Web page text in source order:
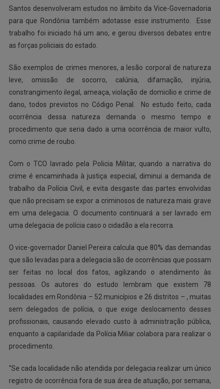
Santos desenvolveram estudos no âmbito da Vice-Governadoria
para que Rondônia também adotasse esse instrumento. Esse
trabalho foi iniciado há um ano, e gerou diversos debates entre
as forças policiais do estado.
São exemplos de crimes menores, a lesão corporal de natureza
leve, omissão de socorro, calúnia, difamação, injúria,
constrangimento ilegal, ameaça, violação de domicílio e crime de
dano, todos previstos no Código Penal. No estudo feito, cada
ocorrência dessa natureza demanda o mesmo tempo e
procedimento que seria dado a uma ocorrência de maior vulto,
como crime de roubo.
Com o TCO lavrado pela Policia Militar, quando a narrativa do
crime é encaminhada à justiça especial, diminui a demanda de
trabalho da Polícia Civil, e evita desgaste das partes envolvidas
que não precisam se expor a criminosos de natureza mais grave
em uma delegacia. O documento continuará a ser lavrado em
uma delegacia de polícia caso o cidadão a ela recorra.
O vice-governador Daniel Pereira calcula que 80% das demandas
que são levadas para a delegacia são de ocorrências que possam
ser feitas no local dos fatos, agilizando o atendimento às
pessoas. Os autores do estudo lembram que existem 78
localidades em Rondônia – 52 municípios e 26 distritos – , muitas
sem delegados de polícia, o que exige deslocamento desses
profissionais, causando elevado custo à administração pública,
enquanto a capilaridade da Polícia Miliar colabora para realizar o
procedimento.
“Se cada localidade não atendida por delegacia realizar um único
registro de ocorrência fora de sua área de atuação, por semana,